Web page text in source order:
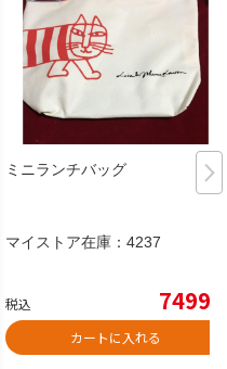
ミニランチバッグ
マイストア在庫： 4237
税込 7499
カートに入れる